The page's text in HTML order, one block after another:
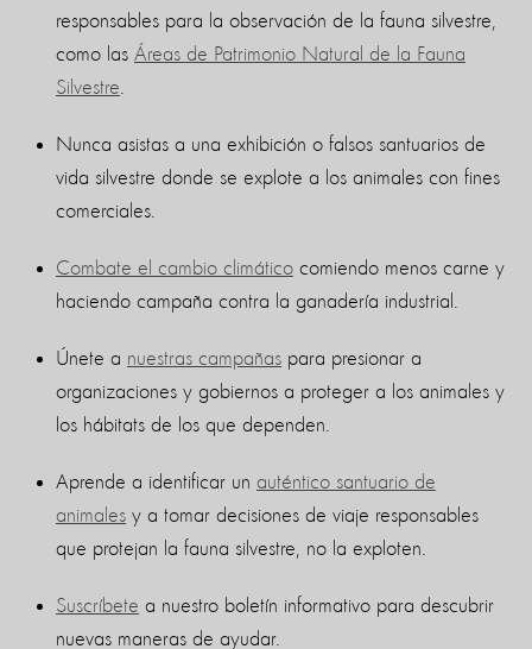
responsables para la observación de la fauna silvestre,
como las Áreas de Patrimonio Natural de la Fauna
Silvestre.
Nunca asistas a una exhibición o falsos santuarios de
vida silvestre donde se explote a los animales con fines
comerciales.
Combate el cambio climático comiendo menos carne y
haciendo campaña contra la ganadería industrial.
Únete a nuestras campañas para presionar a
organizaciones y gobiernos a proteger a los animales y
los hábitats de los que dependen.
Aprende a identificar un auténtico santuario de
animales y a tomar decisiones de viaje responsables
que protejan la fauna silvestre, no la exploten.
Suscríbete a nuestro boletín informativo para descubrir
nuevas maneras de ayudar.